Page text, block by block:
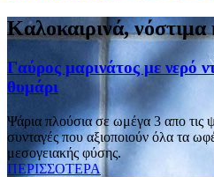
Καλοκαιρινά, νόστιμα
Γαύρος μαρινάτος με νερό
θυμάρι
Ψάρια πλούσια σε ωμέγα 3 απο
συνταγές που αξιοποιούν όλα τα
μεσογειακής φύσης.
ΠΕΡΙΣΣΟΤΕΡΑ